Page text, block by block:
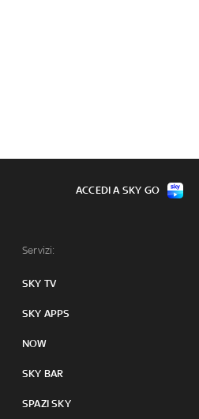
Servizi:
SKY TV
SKY APPS
NOW
SKY BAR
SPAZI SKY
ACCEDI A SKY GO